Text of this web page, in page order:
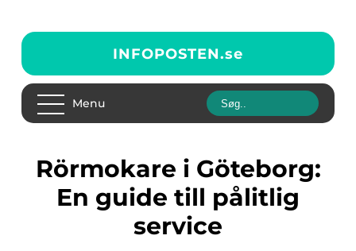
INFOPOSTEN.se
Menu
Rörmokare i Göteborg:
En guide till pålitlig
service